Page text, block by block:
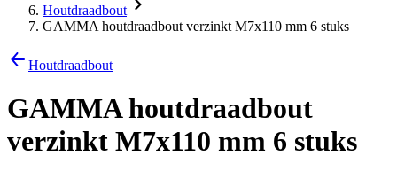
Houtdraadbout
GAMMA houtdraadbout verzinkt M7x110 mm 6 stuks
Houtdraadbout
GAMMA houtdraadbout
verzinkt M7x110 mm 6 stuks